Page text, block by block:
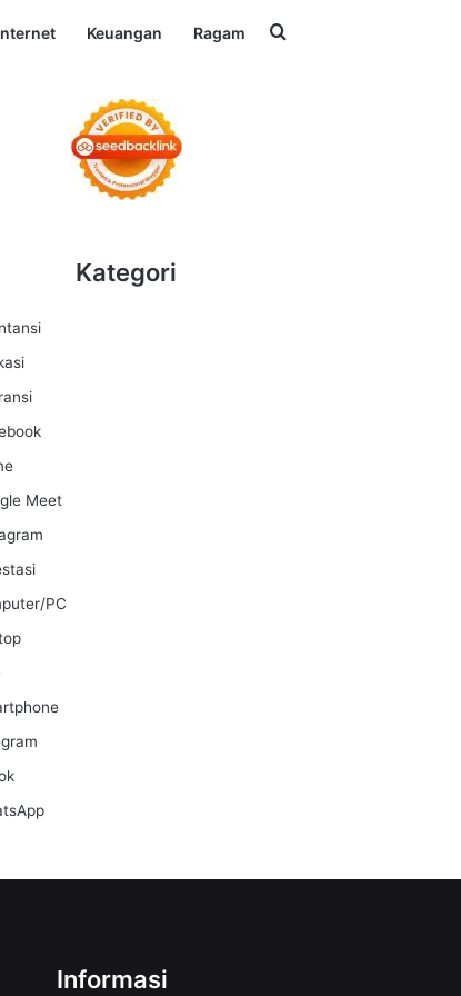
Keuangan Ragam Search for
Kategori
Meet
PC
Informasi